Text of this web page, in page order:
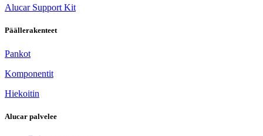
Alucar Support Kit
Päällerakenteet
Pankot
Komponentit
Hiekoitin
Alucar palvelee